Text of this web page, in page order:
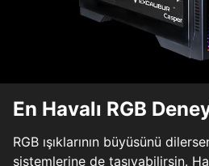
En Havalı RGB
RGB ışıklarının büyüsünü
sistemlerine de taşıyabilirsin.